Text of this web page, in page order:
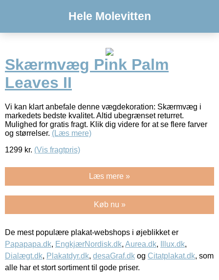
Hele Molevitten
Skærmvæg Pink Palm
Leaves II
Vi kan klart anbefale denne vægdekoration: Skærmvæg i
markedets bedste kvalitet. Altid ubegrænset returret.
Mulighed for gratis fragt. Klik dig videre for at se flere farver
og størrelser. (Læs mere)
1299 kr. (Vis fragtpris)
Læs mere »
Køb nu »
De mest populære plakat-webshops i øjeblikket er
Papapapa.dk, EngkjærNordisk.dk, Aurea.dk, Illux.dk,
Dialægt.dk, Plakatdyr.dk, desaGraf.dk og Citatplakat.dk, som
alle har et stort sortiment til gode priser.